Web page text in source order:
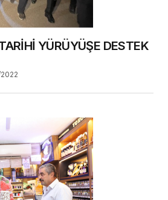
YÜRÜYÜŞE DESTEK